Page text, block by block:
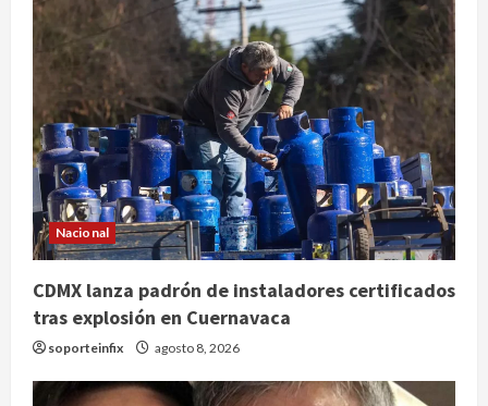
Nacional
CDMX lanza padrón de instaladores certificados
tras explosión en Cuernavaca
soporteinfix agosto 8, 2026